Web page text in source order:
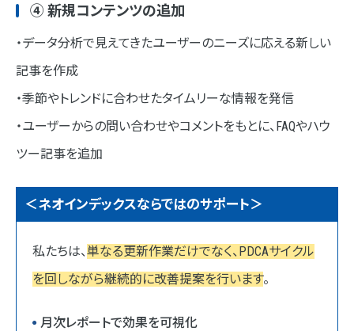
④ 新規コンテンツの追加
・データ分析で見えてきたユーザーのニーズに応える新しい
記事を作成
・季節やトレンドに合わせたタイムリーな情報を発信
・ユーザーからの問い合わせやコメントをもとに、FAQやハウ
ツー記事を追加
＜ネオインデックスならではのサポート＞
私たちは、単なる更新作業だけでなく、PDCAサイクル
を回しながら継続的に改善提案を行います。
月次レポートで効果を可視化